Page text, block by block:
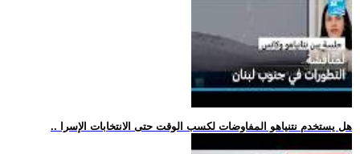
.. هل يستخدم نتنياهو المفاوضات لكسب الوقت حتى الانتخابات الإسرا